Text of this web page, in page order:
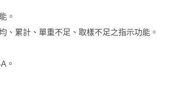
。
、累計、單重不足、取樣不足之指示功能。
。